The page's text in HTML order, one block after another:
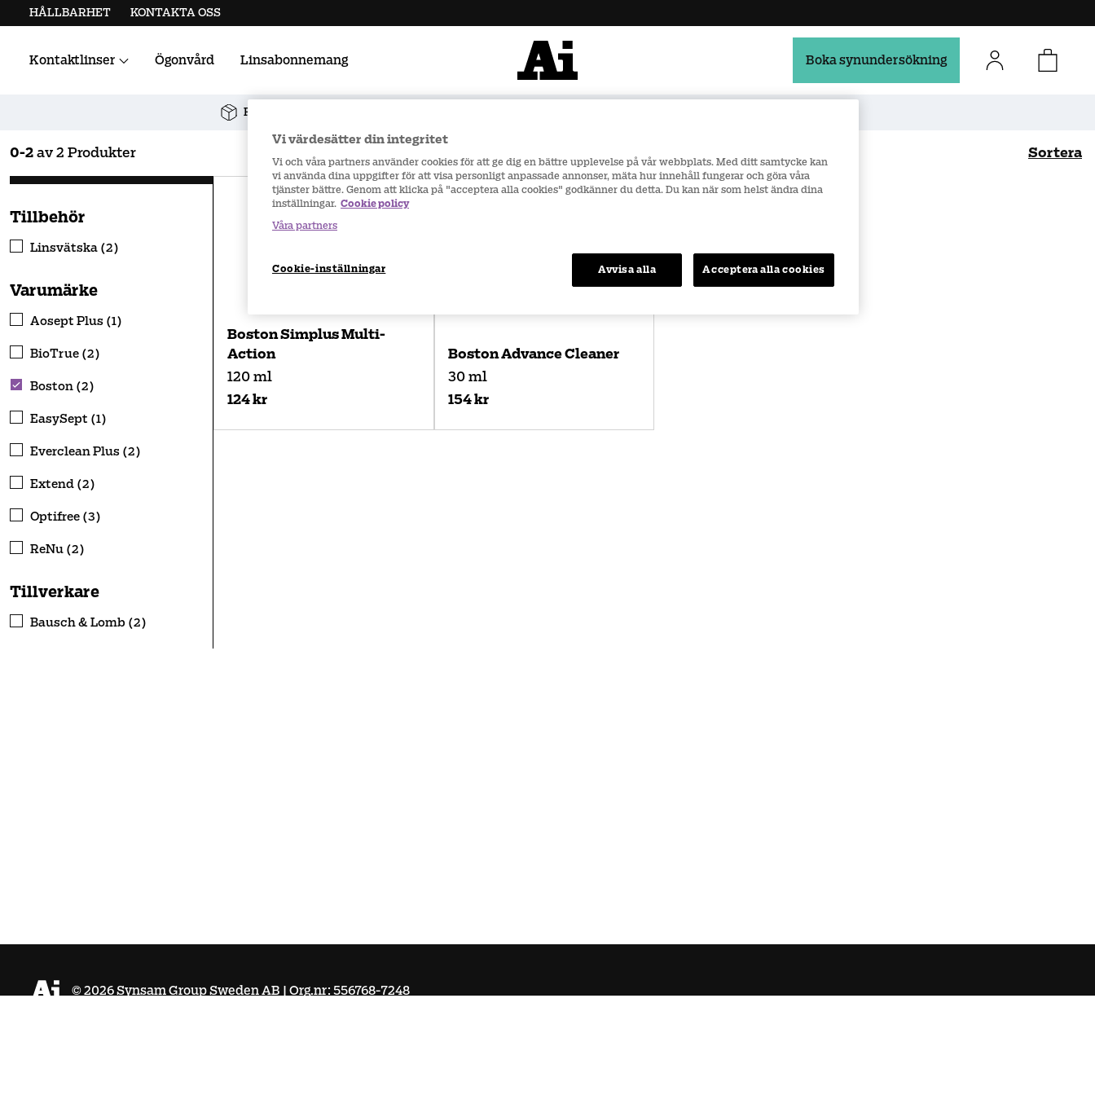
HÅLLBARHET KONTAKTA OSS
Kontaktlinser
Linstillbehör
Ögonvård Linsabonnemang Boka synundersökning
Fri frakt vid köp över 900 kr
0-2 av 2 Produkter Sortera
Namn (Ö-A)
Tillbehör
Linsvätska (2)
Varumärke
Aosept Plus (1)
BioTrue (2)
Boston (2)
EasySept (1)
Everclean Plus (2)
Extend (2)
Optifree (3)
ReNu (2)
Tillverkare
Bausch & Lomb (2)
Boston Simplus Multi-
Action
120 ml
124 kr
Boston Advance Cleaner
30 ml
154 kr
©2026Synsam Group Sweden AB | Org.nr: 556768-7248
Vi värdesätter din integritet
Vi och våra partners använder cookies för att ge dig en bättre upplevelse på vår webbplats. Med ditt samtycke kan
vi använda dina uppgifter för att visa personligt anpassade annonser, mäta hur innehåll fungerar och göra våra
tjänster bättre. Genom att klicka på "acceptera alla cookies" godkänner du detta. Du kan när som helst ändra dina
inställningar. Cookie policy
Våra partners
Cookie-inställningar Avvisa alla Acceptera alla cookies